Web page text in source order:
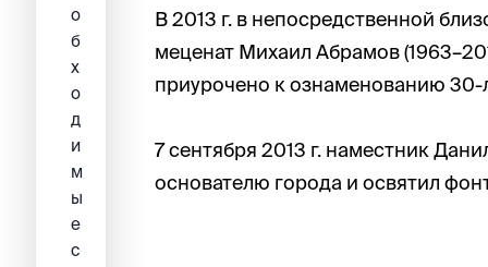
В 2013 г. в непосредственной
меценат Михаил Абрамов
приурочено к ознаменованию
7 сентября 2013 г. наместник
основателю города и освятил
о
б
х
о
д
и
м
ы
е
c